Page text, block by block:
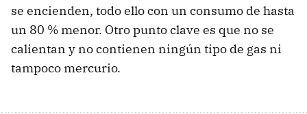
se encienden, todo ello con un consumo de hasta
un 80 % menor. Otro punto clave es que no se
calientan y no contienen ningún tipo de gas ni
tampoco mercurio.